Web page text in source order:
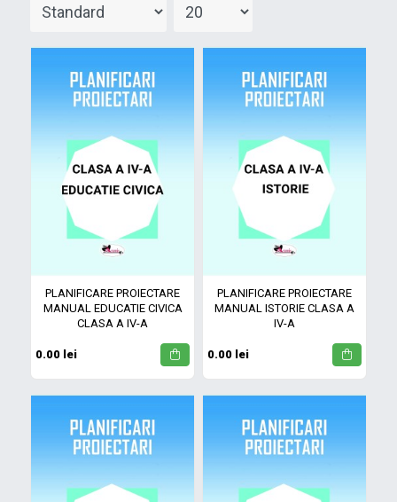
PLANIFICARE PROIECTARE
MANUAL EDUCATIE CIVICA
CLASA A IV-A
0.00 lei
PLANIFICARE PROIECTARE
MANUAL ISTORIE CLASA A
IV-A
0.00 lei